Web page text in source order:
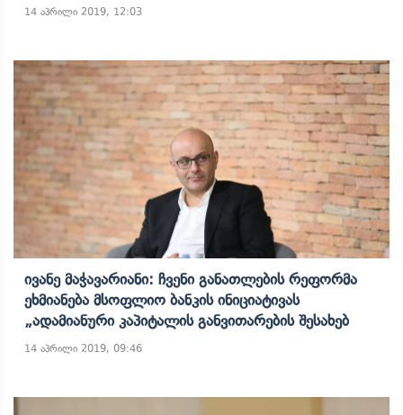
14 აპრილი 2019, 12:03
Ივანე Მაჭავარიანი: Ჩვენი Განათლების Რეფორმა
Ეხმიანება Მსოფლიო Ბანკის Ინიციატივას
„ადამიანური Კაპიტალის Განვითარების Შესახებ
14 აპრილი 2019, 09:46